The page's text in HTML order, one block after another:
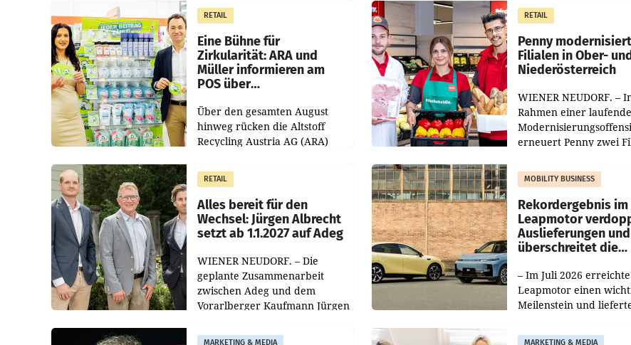
erwirtschaftet, was einem Plus
von 3,8 Prozent gegenüber
dem Vergleichszeitraum
gemacht und die
Markterwartung
übertroffen.
RETAIL
Eine Bühne für
Zirkularität: ARA und
Müller informieren am
POS über
Über den gesamten August
hinweg rücken die Altstoff
Recycling Austria AG (ARA)
Müller die Initiative „Kreislauf-
Helden“ in allen
österreichischen Müller-Filialen
RETAIL
Penny
Filialen in Ober-
Niederösterreich
WIENER NEUDORF. –
Rahmen einer
erneuert Penny zwei
Die beiden Standorte
Haag sowie im rund
RETAIL
Alles bereit für den
Wechsel: Jürgen Albrecht
setzt ab 1.1.2027 auf Adeg
WIENER NEUDORF. – Die
geplante Zusammenarbeit
zwischen Adeg und dem
Vorarlberger Kaufmann Jürgen
freigegeben: Die
MOBILITY BUSINESS
Rekordergebnis im
Leapmotor
Auslieferungen und
überschreitet die
– Im Juli 2026 erreichte
Leapmotor einen
Meilenstein und
aus, womit sich das
MARKETING & MEDIA MARKETING & MEDIA